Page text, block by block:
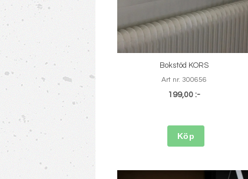
Bokstöd KORS
Art nr. 300656
199,00 :-
Köp